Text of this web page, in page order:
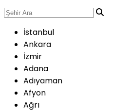
İstanbul
Ankara
İzmir
Adana
Adıyaman
Afyon
Ağrı